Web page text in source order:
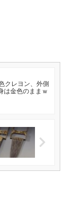
クレヨン、外側
は金色のままｗ